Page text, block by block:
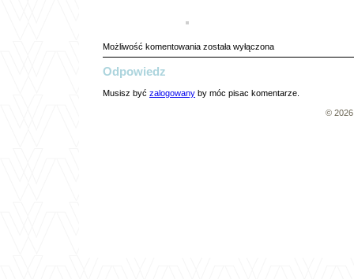
Możliwość komentowania HO
2017
została wyłączona
Odpowiedz
Musisz być zalogowany by móc pisac komentarze.
©